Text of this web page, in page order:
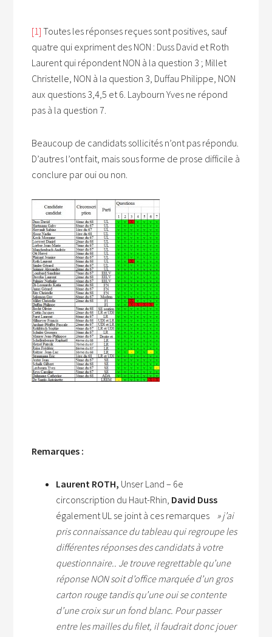
[1] Toutes les réponses reçues sont positives, sauf
quatre qui expriment des NON : Duss David et Roth
Laurent qui répondent NON à la question 3 ; Millet
Christelle, NON à la question 3, Duffau Philippe, NON
aux questions 3,4,5 et 6. Laybourn Yves ne répond
pas à la question 7.
Beaucoup de candidats sollicités n’ont pas répondu.
D’autres l’ont fait, mais sous forme de prose difficile à
conclure par oui ou non.
Remarques :
Laurent ROTH, Unser Land – 6e
circonscription du Haut-Rhin, David Duss
également UL se joint à ces remarques
» j’ai
pris connaissance du tableau qui regroupe les
différentes réponses des candidats à votre
questionnaire.. Je trouve regrettable qu’une
réponse NON soit d’office marquée d’un gros
carton rouge tandis qu’une oui se contente
d’une croix sur un fond blanc. Pour passer
entre les mailles du filet, il faudrait donc jouer